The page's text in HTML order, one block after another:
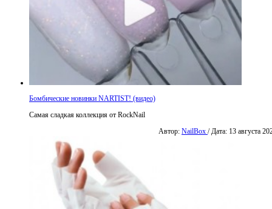
Бомбические новинки NARTIST! (видео)
Самая сладкая коллекция от RockNail
Автор: NailBox / Дата: 13 августа